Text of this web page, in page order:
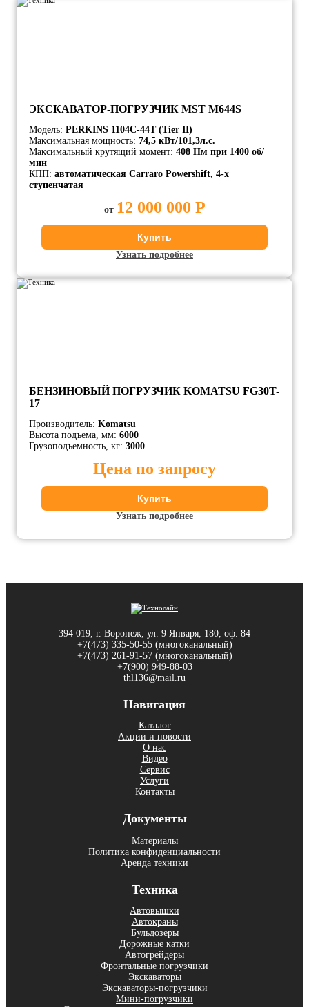
ЭКСКАВАТОР-ПОГРУЗЧИК MST M644S
Модель: PERKINS 1104C-44T (Tier II)
Максимальная мощность: 74,5 кВт/101,3л.с.
Максимальный крутящий момент: 408 Нм при 1400 об/
мин
КПП: автоматическая Carraro Powershift, 4-х
ступенчатая
от 12 000 000 Р
Купить
Узнать подробнее
БЕНЗИНОВЫЙ ПОГРУЗЧИК KOMATSU FG30T-
17
Производитель: Komatsu
Высота подъема, мм: 6000
Грузоподъемность, кг: 3000
Цена по запросу
Купить
Узнать подробнее
394 019, г. Воронеж, ул. 9 Января, 180, оф. 84
+7(473) 335-50-55 (многоканальный)
+7(473) 261-91-57 (многоканальный)
+7(900) 949-88-03
thl136@mail.ru
Навигация
Каталог
Акции и новости
О нас
Видео
Сервис
Услуги
Контакты
Документы
Материалы
Политика конфиденциальности
Аренда техники
Техника
Автовышки
Aвтoкpаны
Бульдозеры
Дорожные катки
Автогрейдеры
Фронтальные погрузчики
Экскаваторы
Экскаваторы-погрузчики
Мини-погрузчики